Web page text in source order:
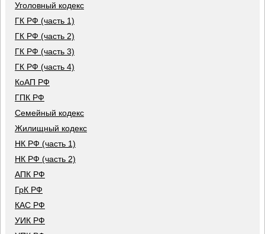
Уголовный кодекс
ГК РФ (часть 1)
ГК РФ (часть 2)
ГК РФ (часть 3)
ГК РФ (часть 4)
КоАП РФ
ГПК РФ
Семейный кодекс
Жилищный кодекс
НК РФ (часть 1)
НК РФ (часть 2)
АПК РФ
ГрК РФ
КАС РФ
УИК РФ